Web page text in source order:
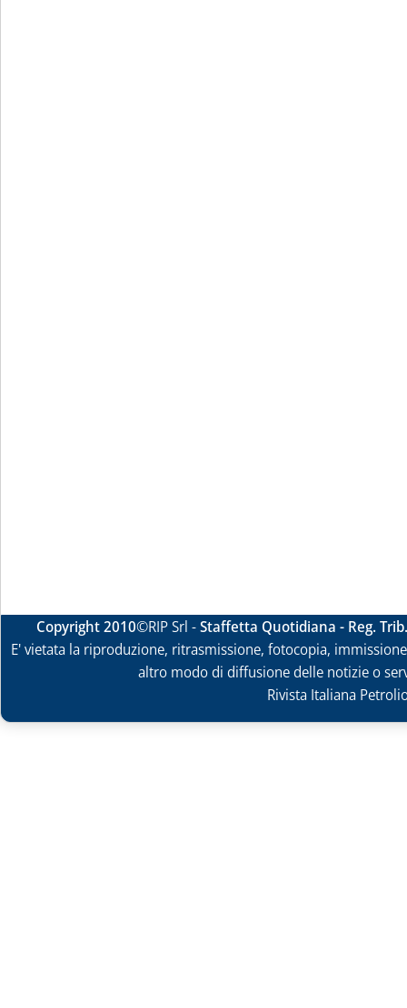
Copyright 2010©RIP Srl -Staffetta Quotidiana - Reg.
E' vietata la riproduzione, ritrasmissione, fotocopia,
altro modo di diffusione delle notizie o
Rivista Italiana